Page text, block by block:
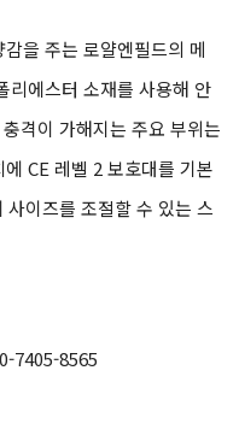
을 주는 로얄엔필드의 메
리에스터 소재를 사용해 안
격이 가해지는 주요 부위는
CE 레벨 2 보호대를 기본
이즈를 조절할 수 있는 스
7405-8565